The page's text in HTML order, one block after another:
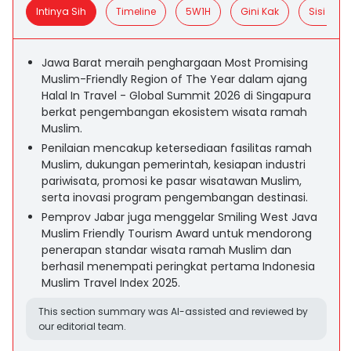
Intinya Sih Timeline 5W1H Gini Kak Sisi
Jawa Barat meraih penghargaan Most Promising
Muslim-Friendly Region of The Year dalam ajang
Halal In Travel - Global Summit 2026 di Singapura
berkat pengembangan ekosistem wisata ramah
Muslim.
Penilaian mencakup ketersediaan fasilitas ramah
Muslim, dukungan pemerintah, kesiapan industri
pariwisata, promosi ke pasar wisatawan Muslim,
serta inovasi program pengembangan destinasi.
Pemprov Jabar juga menggelar Smiling West Java
Muslim Friendly Tourism Award untuk mendorong
penerapan standar wisata ramah Muslim dan
berhasil menempati peringkat pertama Indonesia
Muslim Travel Index 2025.
This section summary was AI-assisted and reviewed by
our editorial team.